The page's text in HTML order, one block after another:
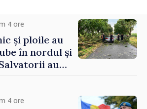
4 ore
și ploile au
în nordul și
au
4 ore